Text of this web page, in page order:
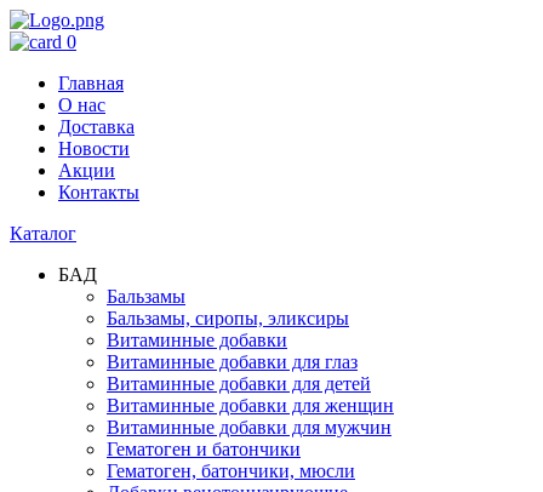
0
Главная
О нас
Доставка
Новости
Акции
Контакты
Каталог
БАД
Бальзамы
Бальзамы, сиропы, эликсиры
Витаминные добавки
Витаминные добавки для глаз
Витаминные добавки для детей
Витаминные добавки для женщин
Витаминные добавки для мужчин
Гематоген и батончики
Гематоген, батончики, мюсли